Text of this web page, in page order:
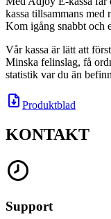
kassa tillsammans med
Kom igång snabbt och
Vår kassa är lätt att
Minska felinslag, få
statistik var du än
Produktblad
KONTAKT
Support